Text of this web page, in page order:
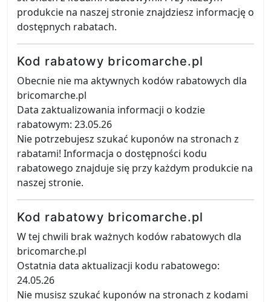
produkcie na naszej stronie znajdziesz informację o
dostępnych rabatach.
Kod rabatowy bricomarche.pl
Obecnie nie ma aktywnych kodów rabatowych dla
bricomarche.pl
Data zaktualizowania informacji o kodzie
rabatowym: 23.05.26
Nie potrzebujesz szukać kuponów na stronach z
rabatami! Informacja o dostępności kodu
rabatowego znajduje się przy każdym produkcie na
naszej stronie.
Kod rabatowy bricomarche.pl
W tej chwili brak ważnych kodów rabatowych dla
bricomarche.pl
Ostatnia data aktualizacji kodu rabatowego:
24.05.26
Nie musisz szukać kuponów na stronach z kodami